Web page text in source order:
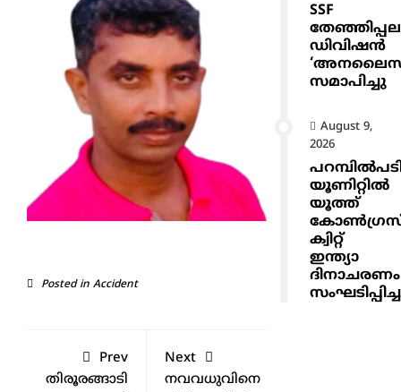
Posted in Accident
Prev
തിരൂരങ്ങാടി
Next
നവവധുവിനെ
SSF
ഡിവിഷൻ
സമാപിച്ചു
August 9,
2026
യൂണിറ്റിൽ
യൂത്ത്
ക്വിറ്റ്
ഇന്ത്യാ
ദിനാചരണം